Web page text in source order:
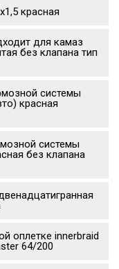
красная
для камаз
без клапана тип
системы
красная
системы
без клапана
оплетке innerbraid
64/200